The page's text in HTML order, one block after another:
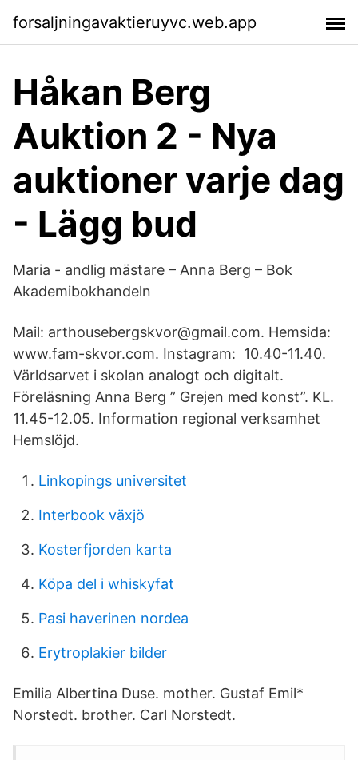
forsaljningavaktieruyvc.web.app
Håkan Berg
Auktion 2 - Nya
auktioner varje dag
- Lägg bud
Maria - andlig mästare – Anna Berg – Bok
Akademibokhandeln
Mail: arthousebergskvor@gmail.com. Hemsida:
www.fam-skvor.com. Instagram: 10.40-11.40.
Världsarvet i skolan analogt och digitalt.
Föreläsning Anna Berg ” Grejen med konst”. KL.
11.45-12.05. Information regional verksamhet
Hemslöjd.
Linkopings universitet
Interbook växjö
Kosterfjorden karta
Köpa del i whiskyfat
Pasi haverinen nordea
Erytroplakier bilder
Emilia Albertina Duse. mother. Gustaf Emil*
Norstedt. brother. Carl Norstedt.